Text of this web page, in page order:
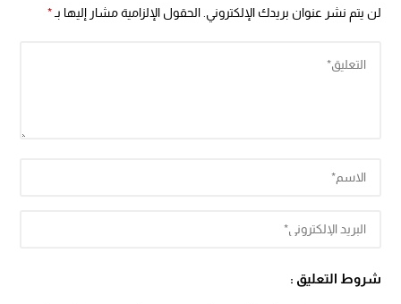
لن يتم نشر عنوان بريدك الإلكتروني. الحقول الإلزامية مشار إليها بـ*
شروط التعليق :